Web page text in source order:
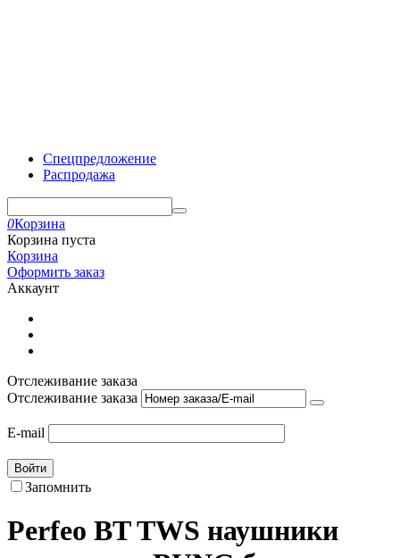
Спецпредложение
Распродажа
0Корзина
Корзина пуста
Корзина
Оформить заказ
Аккаунт
Отслеживание заказа
Отслеживание заказа
E-mail
Войти
Запомнить
Perfeo BT TWS наушники